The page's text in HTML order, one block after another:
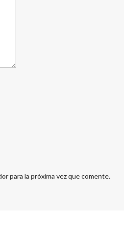
para la próxima vez que comente.